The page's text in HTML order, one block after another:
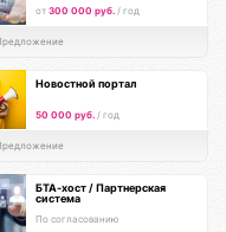
от 300 000 руб. / год
Новостной портал
50 000 руб. / год
БТА-хост / Партнерская
система
По согласованию